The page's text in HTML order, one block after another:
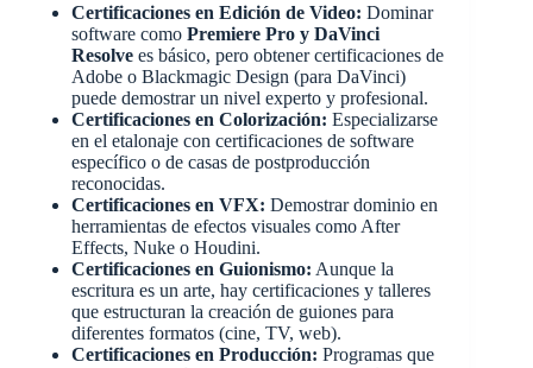
Certificaciones en Edición de Video: Dominar
software como Premiere Pro y DaVinci
Resolve es básico, pero obtener certificaciones de
Adobe o Blackmagic Design (para DaVinci)
puede demostrar un nivel experto y profesional.
Certificaciones en Colorización: Especializarse
en el etalonaje con certificaciones de software
específico o de casas de postproducción
reconocidas.
Certificaciones en VFX: Demostrar dominio en
herramientas de efectos visuales como After
Effects, Nuke o Houdini.
Certificaciones en Guionismo: Aunque la
escritura es un arte, hay certificaciones y talleres
que estructuran la creación de guiones para
diferentes formatos (cine, TV, web).
Certificaciones en Producción: Programas que